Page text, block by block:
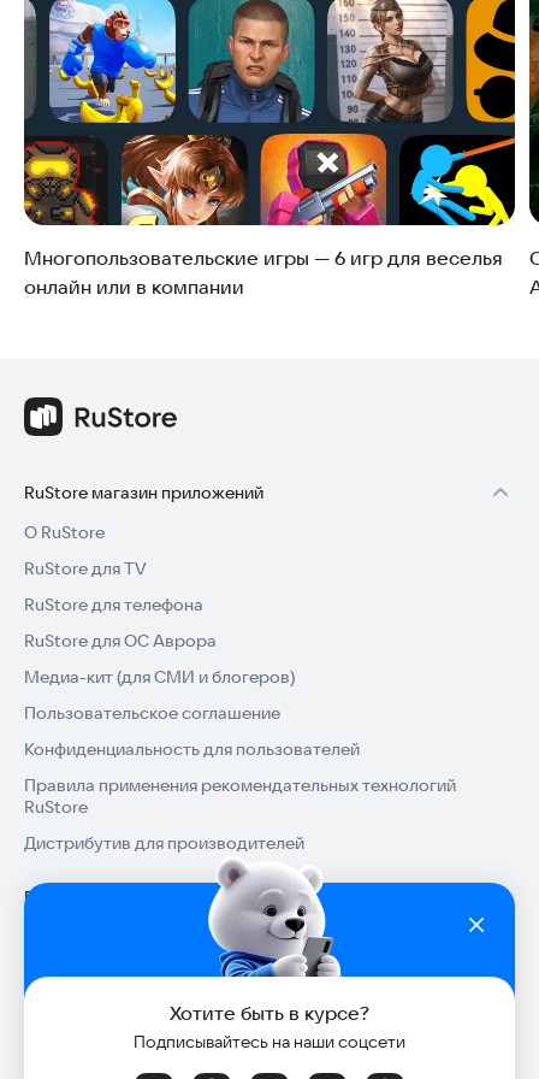
взглянуть на хорошо знакомые истории.
Многопользовательские игры — 6 игр для веселья
онлайн или в компании
Хотите быть в курсе?
Подписывайтесь на наши соцсети
RuStore магазин приложений
О RuStore
RuStore для TV
RuStore для телефона
RuStore для ОС Аврора
Медиа-кит (для СМИ и блогеров)
Пользовательское соглашение
Конфиденциальность для пользователей
Правила применения рекомендательных технологий
RuStore
Дистрибутив для производителей
Помощь
Установка RuStore на TV
Установка RuStore на телефон
Установка RuStore в машину
Помощь пользователям RuStore
Зарабатывать с RuStore
Стать разработчиком
Доступ к RuStore Консоль
Популярные категории